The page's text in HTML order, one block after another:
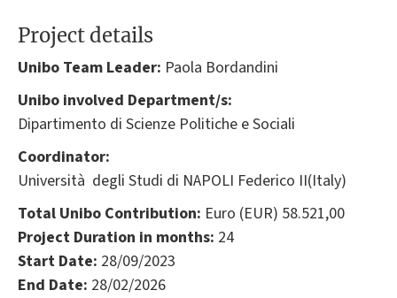
Project details
Unibo Team Leader: Paola Bordandini
Unibo involved Department/s:
Dipartimento di Scienze Politiche e Sociali
Coordinator:
Università degli Studi di NAPOLI Federico II(Italy)
Total Unibo Contribution: Euro (EUR) 58.521,00
Project Duration in months: 24
Start Date: 28/09/2023
End Date: 28/02/2026